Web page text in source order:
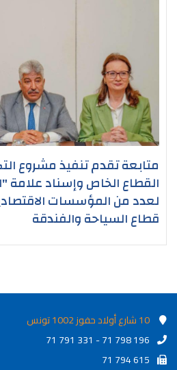
متابعة تقدم تنفيذ مشروع
القطاع الخاص وإسناد
لعدد من المؤسسات
قطاع السياحة والفندقة
10 شارع أولاد حفوز 1002 تونس
71 791 331 - 71 798 196
71 794 615